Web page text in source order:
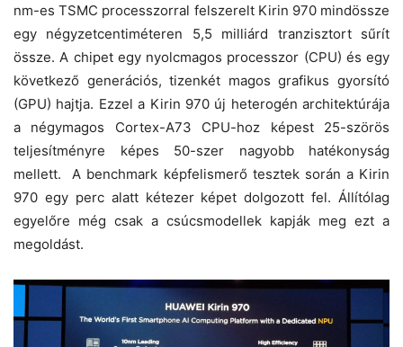
nm-es TSMC processzorral felszerelt Kirin 970 mindössze
egy négyzetcentiméteren 5,5 milliárd tranzisztort sűrít
össze. A chipet egy nyolcmagos processzor (CPU) és egy
következő generációs, tizenkét magos grafikus gyorsító
(GPU) hajtja. Ezzel a Kirin 970 új heterogén architektúrája
a négymagos Cortex-A73 CPU-hoz képest 25-szörös
teljesítményre képes 50-szer nagyobb hatékonyság
mellett. A benchmark képfelismerő tesztek során a Kirin
970 egy perc alatt kétezer képet dolgozott fel. Állítólag
egyelőre még csak a csúcsmodellek kapják meg ezt a
megoldást.